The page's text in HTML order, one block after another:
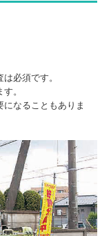
必須です。
。
なることもありま